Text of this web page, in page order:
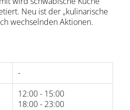
Neu ist der „kulinarische
wechselnden Aktionen.
-
12:00 - 15:00
18:00 - 23:00